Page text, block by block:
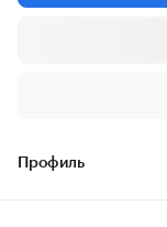
Профиль